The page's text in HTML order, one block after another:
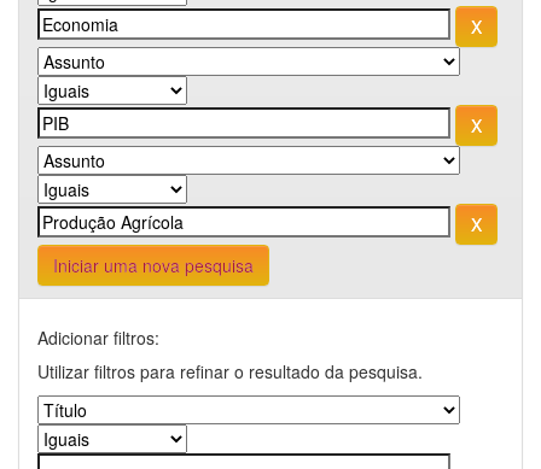
Iniciar uma nova pesquisa
Adicionar filtros:
Utilizar filtros para refinar o resultado da pesquisa.